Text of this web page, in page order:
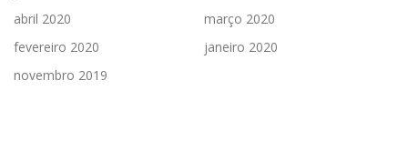
abril 2020
março 2020
fevereiro 2020
janeiro 2020
novembro 2019